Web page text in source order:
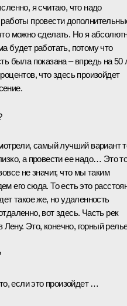
я считаю, что надо
провести
можно сделать. Но я
будет работать, потому что
была показана – впредь на 50
что здесь произойдет
самый лучший вариант
а провести ее надо… Это
не значит, что мы таким
его сюда. То есть это
такое же, но удаленность
вот здесь. Часть рек
Лену. Это, конечно, горный
если это произойдет …